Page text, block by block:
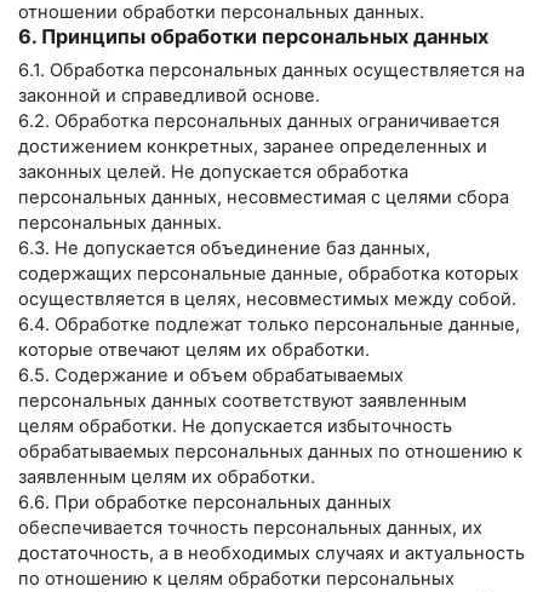
отношении обработки персональных данных.
6. Принципы обработки персональных данных
6.1. Обработка персональных данных осуществляется на
законной и справедливой основе.
6.2. Обработка персональных данных ограничивается
достижением конкретных, заранее определенных и
законных целей. Не допускается обработка
персональных данных, несовместимая с целями сбора
персональных данных.
6.3. Не допускается объединение баз данных,
содержащих персональные данные, обработка которых
осуществляется в целях, несовместимых между собой.
6.4. Обработке подлежат только персональные данные,
которые отвечают целям их обработки.
6.5. Содержание и объем обрабатываемых
персональных данных соответствуют заявленным
целям обработки. Не допускается избыточность
обрабатываемых персональных данных по отношению к
заявленным целям их обработки.
6.6. При обработке персональных данных
обеспечивается точность персональных данных, их
достаточность, а в необходимых случаях и актуальность
по отношению к целям обработки персональных